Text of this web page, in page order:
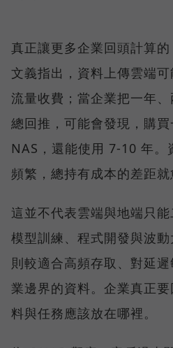
真正讓更多企業回頭計算
文義指出，資料上傳雲端
流量收費；當企業把一年
總回推，可能會發現，購
NAS，還能使用 7-10 年。
頻繁，總持有成本的差距就
這並不代表雲端與地端只
模型訓練、程式開發與波
則較適合高頻存取、對延
業邊界的資料。企業真正
料與任務應該放在哪裡。